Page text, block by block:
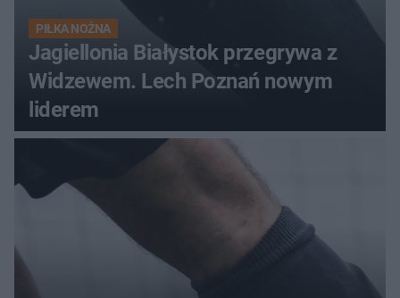
PIŁKA NOŻNA
Jagiellonia Białystok przegrywa z
Widzewem. Lech Poznań nowym
liderem